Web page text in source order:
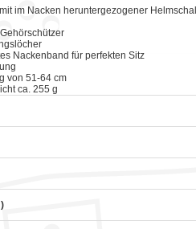
im Nacken heruntergezogener
Nackenband für perfekten Sitz
von 51-64 cm
ca. 255 g